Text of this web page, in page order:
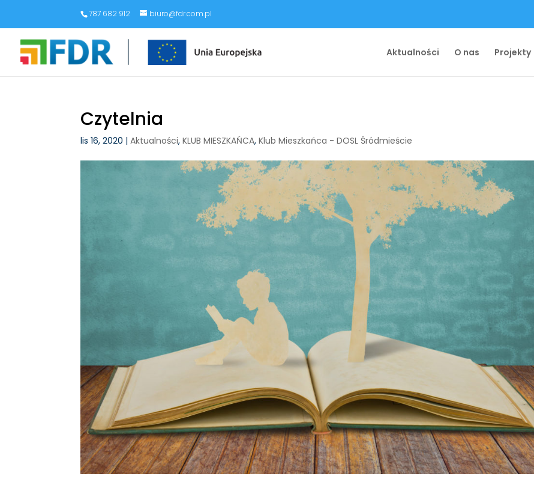
787 682 912 biuro@fdr.com.pl
Aktualności O nas Projekty
Czytelnia
lis 16, 2020 |Aktualności,KLUB MIESZKAŃCA,Klub Mieszkańca - DOSL Śródmieście